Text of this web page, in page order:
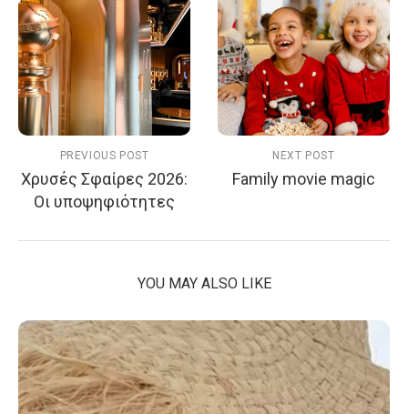
PREVIOUS POST
Χρυσές Σφαίρες 2026:
Οι υποψηφιότητες
NEXT POST
Family movie magic
YOU MAY ALSO LIKE